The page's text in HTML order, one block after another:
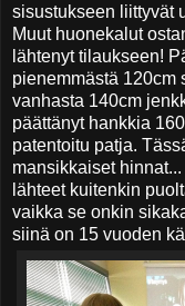
sisustukseen liittyvät
Muut huonekalut
lähtenyt tilaukseen!
pienemmästä 120cm
vanhasta 140cm
päättänyt hankkia
patentoitu patja.
mansikkaiset
lähteet kuitenkin
vaikka se onkin
siinä on 15 vuoden